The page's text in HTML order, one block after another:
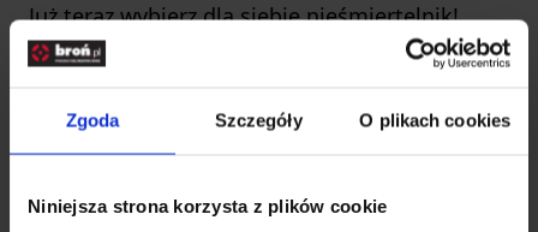
Zgoda Szczegóły O plikach cookies
Niniejsza strona korzysta z plików cookie
Już teraz wybierz dla siebie nieśmiertelnik!
Na rynku dostępnych jest mnóstwo
nieśmiertelników, dlatego przejrzyj naszą ofertę i
wygrawerować lub wybić na nich dowolne znaki.
Niektórzy zamiast tego wycinają ostrym narzędziem
charakteru nieśmiertelnika. Sprawdź dostępne opcje